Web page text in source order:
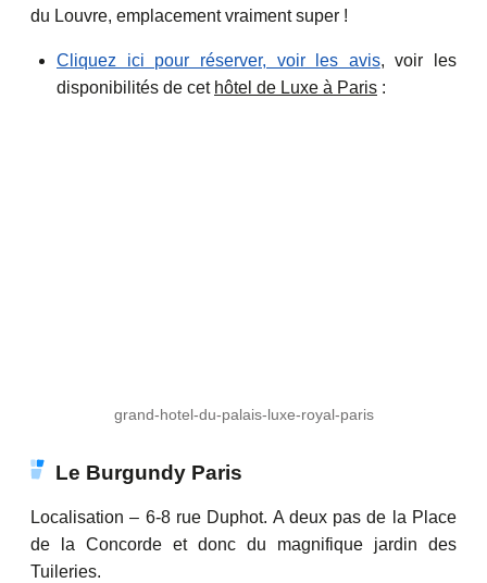
du Louvre, emplacement vraiment super !
Cliquez ici pour réserver, voir les avis, voir les
disponibilités de cet hôtel de Luxe à Paris :
grand-hotel-du-palais-luxe-royal-paris
Le Burgundy Paris
Localisation – 6-8 rue Duphot. A deux pas de la Place
de la Concorde et donc du magnifique jardin des
Tuileries.